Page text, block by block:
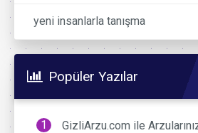
yeni insanlarla tanışma
Popüler Yazılar
GizliArzu.com ile